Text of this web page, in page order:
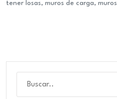
tener losas, muros de carga,